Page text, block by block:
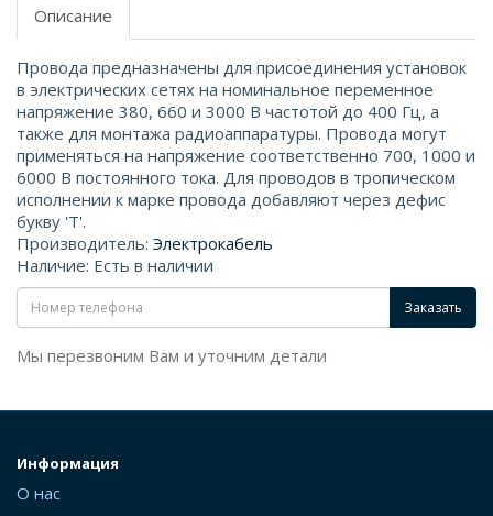
Описание
Провода предназначены для присоединения установок
в электрических сетях на номинальное переменное
напряжение 380, 660 и 3000 В частотой до 400 Гц, а
также для монтажа радиоаппаратуры. Провода могут
применяться на напряжение соответственно 700, 1000 и
6000 В постоянного тока. Для проводов в тропическом
исполнении к марке провода добавляют через дефис
букву 'Т'.
Производитель: Электрокабель
Наличие: Есть в наличии
Заказать
Мы перезвоним Вам и уточним детали
Информация
О нас